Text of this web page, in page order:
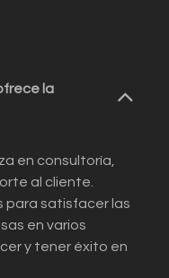
la
en consultoría,
al cliente.
para satisfacer las
en varios
y tener éxito en